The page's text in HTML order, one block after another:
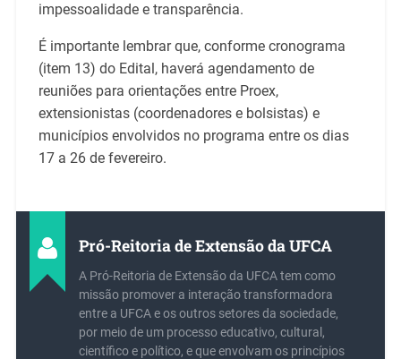
impessoalidade e transparência.
É importante lembrar que, conforme cronograma
(item 13) do Edital, haverá agendamento de
reuniões para orientações entre Proex,
extensionistas (coordenadores e bolsistas) e
municípios envolvidos no programa entre os dias
17 a 26 de fevereiro.
Pró-Reitoria de Extensão da UFCA
A Pró-Reitoria de Extensão da UFCA tem como
missão promover a interação transformadora
entre a UFCA e os outros setores da sociedade,
por meio de um processo educativo, cultural,
científico e político, e que envolvam os princípios